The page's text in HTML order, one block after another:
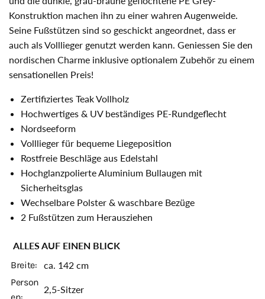
Konstruktion machen ihn zu einer wahren Augenweide.
Seine Fußstützen sind so geschickt angeordnet, dass er
auch als Volllieger genutzt werden kann. Geniessen Sie den
nordischen Charme inklusive optionalem Zubehör zu einem
sensationellen Preis!
Zertifiziertes Teak Vollholz
Hochwertiges & UV beständiges PE-Rundgeflecht
Nordseeform
Volllieger für bequeme Liegeposition
Rostfreie Beschläge aus Edelstahl
Hochglanzpolierte Aluminium Bullaugen mit
Sicherheitsglas
Wechselbare Polster & waschbare Bezüge
2 Fußstützen zum Herausziehen
ALLES AUF EINEN BLICK
Breite:
ca. 142 cm
Person
2,5-Sitzer